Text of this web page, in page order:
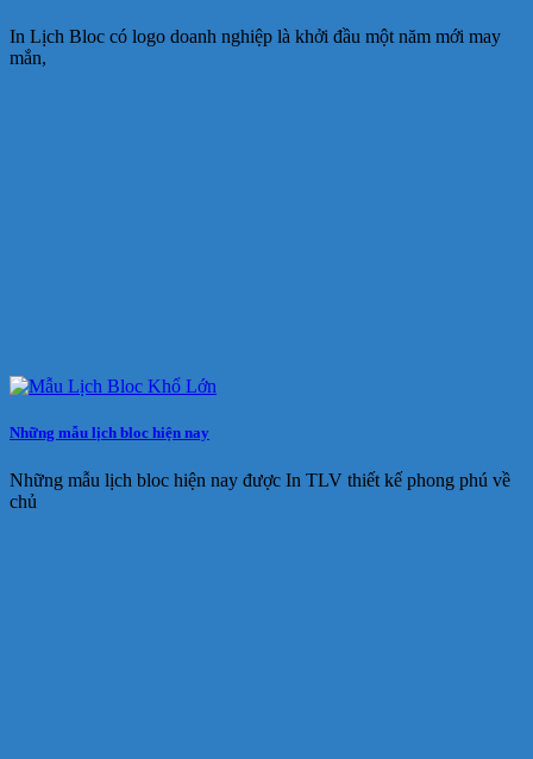
In Lịch Bloc có logo doanh nghiệp là khởi đầu một năm mới may
mắn,
Những mẫu lịch bloc hiện nay
Những mẫu lịch bloc hiện nay được In TLV thiết kế phong phú về
chủ